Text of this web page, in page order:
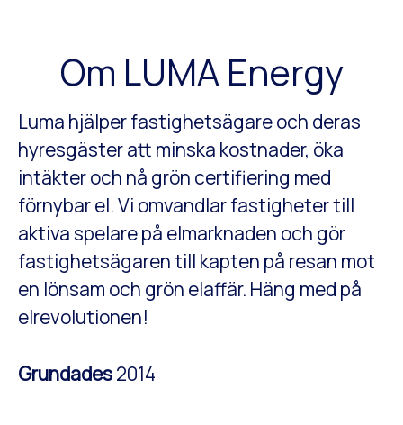
Om LUMA Energy
Luma hjälper fastighetsägare och deras
hyresgäster att minska kostnader, öka
intäkter och nå grön certifiering med
förnybar el. Vi omvandlar fastigheter till
aktiva spelare på elmarknaden och gör
fastighetsägaren till kapten på resan mot
en lönsam och grön elaffär. Häng med på
elrevolutionen!
Grundades2014